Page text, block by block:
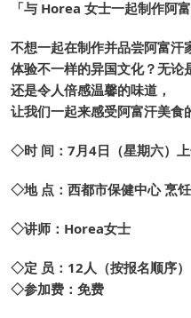
「与 Horea 女士一起制作阿
不想一起在制作并品尝阿富汗
体验不一样的异国文化？无论
还是令人倍感温馨的味道，
让我们一起来感受阿富汗美食
◇时 间：7月4日（星期六）
◇地 点：西都市保健中心 烹
◇讲师：Horea女士
◇定 员：12人（按报名顺序）
◇参加费：免费